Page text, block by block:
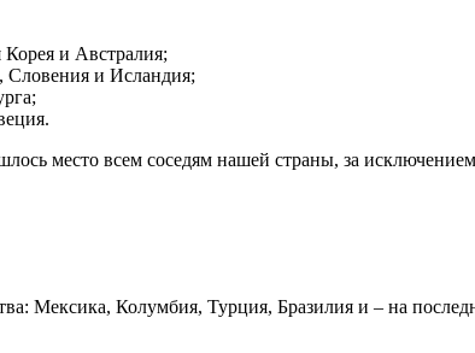
и Австралия;
Словения и Исландия;
место всем соседям нашей страны, за
Мексика, Колумбия, Турция, Бразилия и – на